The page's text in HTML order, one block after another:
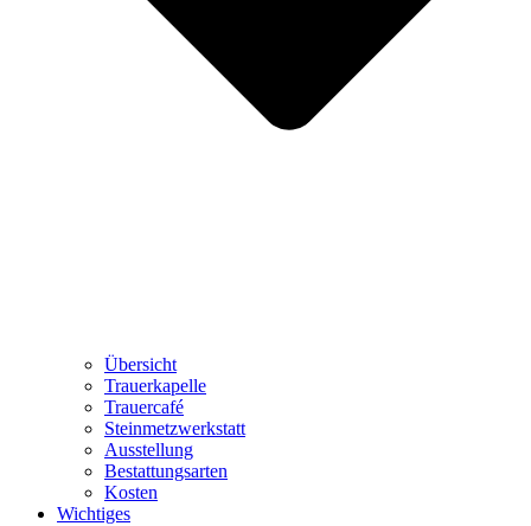
Übersicht
Trauerkapelle
Trauercafé
Steinmetzwerkstatt
Ausstellung
Bestattungsarten
Kosten
Wichtiges